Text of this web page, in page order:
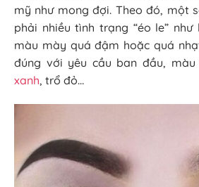
mỹ như mong đợi. Theo đó, một
phải nhiều tình trạng “éo le”
màu mày quá đậm hoặc quá
đúng với yêu cầu ban đầu, màu
xanh, trổ đỏ…